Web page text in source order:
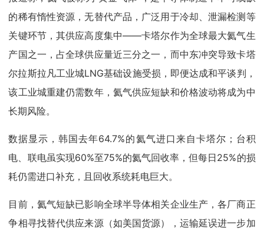
的稀有惰性资源，无替代产品，广泛用于冷却、泄漏检测等
关键环节，其供应高度集中——卡塔尔作为全球最大氦气生
产国之一，占全球供应量近三分之一，而中东冲突导致卡塔
尔拉斯拉凡工业城LNG基础设施受损，即便达成和平谈判，
该工业城重建仍需数年，氦气供应短缺和价格波动将成为中
长期风险。
数据显示，韩国去年64.7%的氦气进口来自卡塔尔；台积
电、联电虽实现60%至75%的氦气回收率，但每日25%的损
耗仍需进口补充，且回收系统耗电巨大。
目前，氦气短缺已影响全球半导体相关企业生产，各厂商正
争相寻找替代供应来源（如美国货源），运输延误进一步加